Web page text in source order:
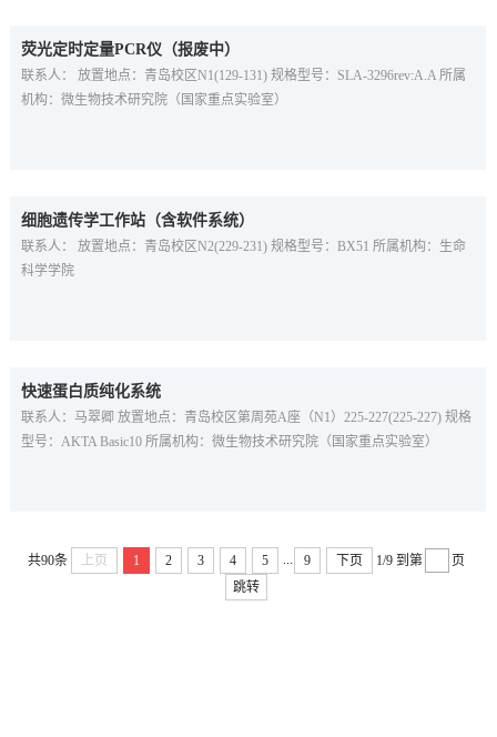
荧光定时定量PCR仪（报废中）
联系人： 放置地点：青岛校区N1(129-131) 规格型号：SLA-3296rev:A.A 所属
机构：微生物技术研究院（国家重点实验室）
细胞遗传学工作站（含软件系统）
联系人： 放置地点：青岛校区N2(229-231) 规格型号：BX51 所属机构：生命
科学学院
快速蛋白质纯化系统
联系人：马翠卿 放置地点：青岛校区第周苑A座（N1）225-227(225-227) 规格
型号：AKTA Basic10 所属机构：微生物技术研究院（国家重点实验室）
共90条 上页 1 2 3 4 5 9 下页 1/9 到第
页
跳转